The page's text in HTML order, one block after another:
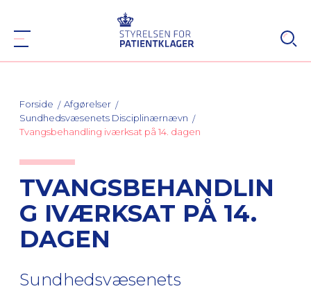
Forside
Afgørelser
Sundhedsvæsenets Disciplinærnævn
Tvangsbehandling iværksat på 14. dagen
TVANGSBEHANDLIN
G IVÆRKSAT PÅ 14.
DAGEN
Sundhedsvæsenets